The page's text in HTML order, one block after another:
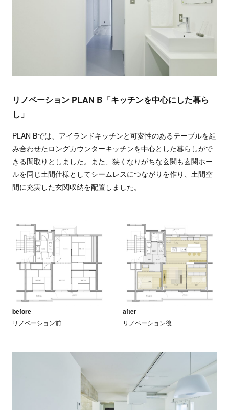
リノベーション PLAN B「キッチンを中心にした暮ら
し」
PLAN Bでは、アイランドキッチンと可変性のあるテーブルを組
み合わせたロングカウンターキッチンを中心とした暮らしがで
きる間取りとしました。また、狭くなりがちな玄関も玄関ホー
ルを同じ土間仕様としてシームレスにつながりを作り、土間空
間に充実した玄関収納を配置しました。
before
リノベーション前
after
リノベーション後